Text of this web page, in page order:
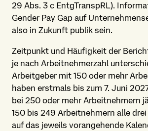
29 Abs. 3 c EntgTranspRL).
Gender Pay Gap auf
also in Zukunft publik sein.
Zeitpunkt und Häufigkeit der
je nach Arbeitnehmer­zahl
Arbeitgeber mit 150 oder mehr
haben erstmals bis zum 7. Juni
bei 250 oder mehr Arbeitnehmern
150 bis 249 Arbeitnehmern alle
auf das jeweils vorangehende